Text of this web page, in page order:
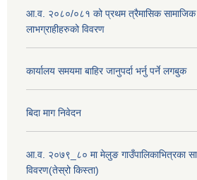
आ.व. २०८०/०८१ को प्रथम त्रैमासिक सामाजिक
लाभग्राहीहरुको विवरण
कार्यालय समयमा बाहिर जानुपर्दा भर्नु पर्ने लगबुक
बिदा माग निवेदन
आ.व. २०७९_८० मा मेलुङ गाउँपालिकाभित्रका
विवरण(तेस्रो किस्ता)